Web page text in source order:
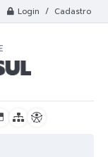
Login / Cadastro